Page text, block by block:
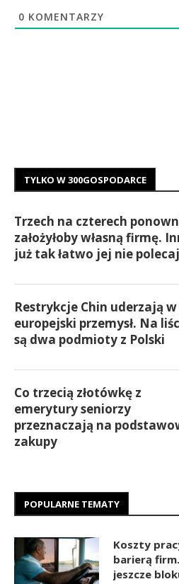
0 KOMENTARZY
TYLKO W 300GOSPODARCE
Trzech na czterech
założyłoby własną firmę.
już tak łatwo jej nie
Restrykcje Chin uderzają w
europejski przemysł. Na
są dwa podmioty z Polski
Co trzecią złotówkę z
emerytury seniorzy
przeznaczają na
zakupy
POPULARNE TEMATY
Koszty
barierą
jeszcze